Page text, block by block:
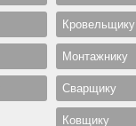
Кровельщику
Монтажнику
Сварщику
Ковщику